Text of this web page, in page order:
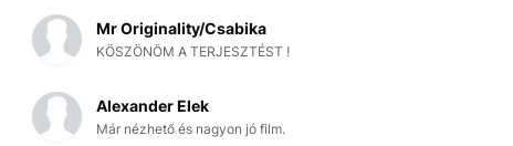
Mr Originality/Csabika
KÖSZÖNÖM A TERJESZTÉST !
Alexander Elek
Már nézhető és nagyon jó film.